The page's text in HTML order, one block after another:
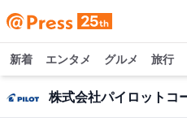
新着 エンタメ グルメ 旅行